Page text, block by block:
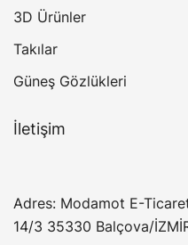
3D Ürünler
Takılar
Güneş Gözlükleri
İletişim
Adres: Modamot E-
14/3 35330 Balçova/